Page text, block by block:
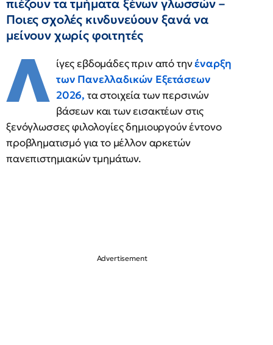
πιέζουν τα τμήματα ξένων γλωσσών –
Ποιες σχολές κινδυνεύουν ξανά να
μείνουν χωρίς φοιτητές
Λ ίγες εβδομάδες πριν από τηνέναρξη
των Πανελλαδικών Εξετάσεων
2026, τα στοιχεία των περσινών
βάσεων και των εισακτέων στις
ξενόγλωσσες φιλολογίες δημιουργούν έντονο
προβληματισμό για το μέλλον αρκετών
πανεπιστημιακών τμημάτων.